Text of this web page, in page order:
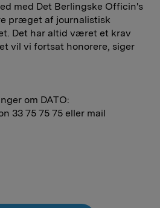
med Det Berlingske Officin's
præget af journalistisk
Det har altid været et krav
vil vi fortsat honorere, siger
om DATO:
33 75 75 75 eller mail